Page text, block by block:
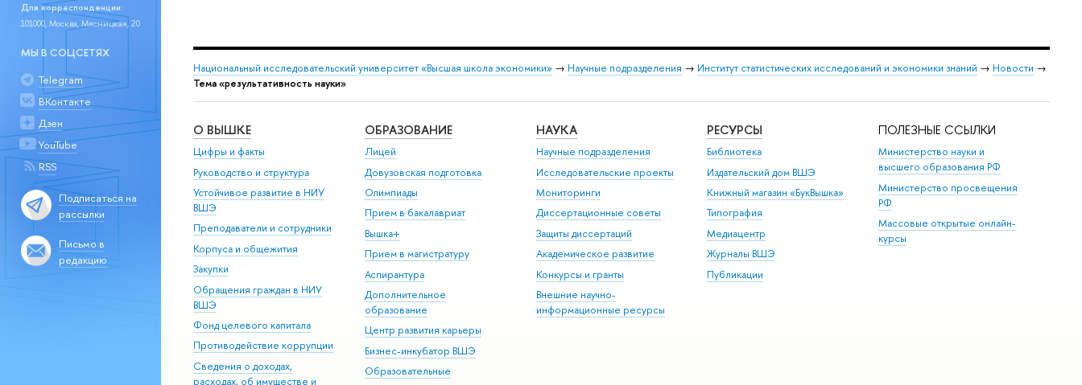
Для корреспонденции:
101000, Москва, Мясницкая, 20
МЫ В СОЦСЕТЯХ
Telegram
ВКонтакте
Дзен
YouTube
RSS
Подписаться на
рассылки
Письмо в
редакцию
Национальный исследовательский университет «Высшая школа экономики» → Научные подразделения → Институт статистических исследований и экономики знаний → Новости →
Тема «результативность науки»
О ВЫШКЕ
Цифры и факты
Руководство и структура
Устойчивое развитие в НИУ
ВШЭ
Преподаватели и сотрудники
Корпуса и общежития
Закупки
Обращения граждан в НИУ
ВШЭ
Фонд целевого капитала
Противодействие коррупции
Сведения о доходах,
расходах, об имуществе и
ОБРАЗОВАНИЕ
Лицей
Довузовская подготовка
Олимпиады
Прием в бакалавриат
Вышка+
Прием в магистратуру
Аспирантура
Дополнительное
образование
Центр развития карьеры
Бизнес-инкубатор ВШЭ
Образовательные
НАУКА
Научные подразделения
Исследовательские проекты
Мониторинги
Диссертационные советы
Защиты диссертаций
Академическое развитие
Конкурсы и гранты
Внешние научно-
информационные ресурсы
РЕСУРСЫ
Библиотека
Издательский дом ВШЭ
Книжный магазин «БукВышка»
Типография
Медиацентр
Журналы ВШЭ
Публикации
ПОЛЕЗНЫЕ ССЫЛКИ
Министерство науки и
высшего образования РФ
Министерство просвещения
РФ
Массовые открытые онлайн-
курсы